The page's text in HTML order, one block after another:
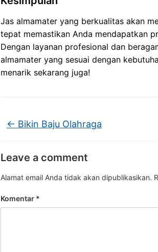
Jas almamater yang berkualitas akan
tepat memastikan Anda mendapatkan
Dengan layanan profesional dan
almamater yang sesuai dengan
menarik sekarang juga!
← Bikin Baju Olahraga
Leave a comment
Alamat email Anda tidak akan dipublikasikan.
Komentar *